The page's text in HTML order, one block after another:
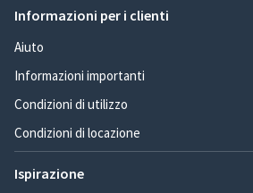
Informazioni per i clienti
Aiuto
Informazioni importanti
Condizioni di utilizzo
Condizioni di locazione
Ispirazione